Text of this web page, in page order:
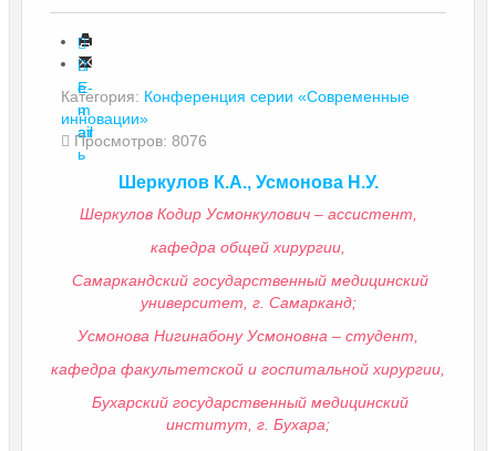
П
е
ч
ат
ь
E-
m
ail
Категория: Конференция серии «Современные
инновации»
Просмотров: 8076
Шеркулов К.А., Усмонова Н.У.
Шеркулов Кодир Усмонкулович – ассистент,
кафедра общей хирургии,
Самаркандский государственный медицинский
университет, г. Самарканд;
Усмонова Нигинабону Усмоновна – студент,
кафедра факультетской и госпитальной хирургии,
Бухарский государственный медицинский
институт, г. Бухара;